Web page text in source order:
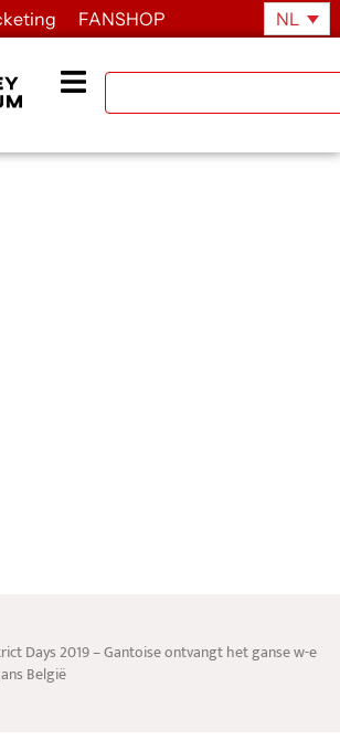
FANSHOP NL
Days 2019 – Gantoise ontvangt het ganse w-e
België